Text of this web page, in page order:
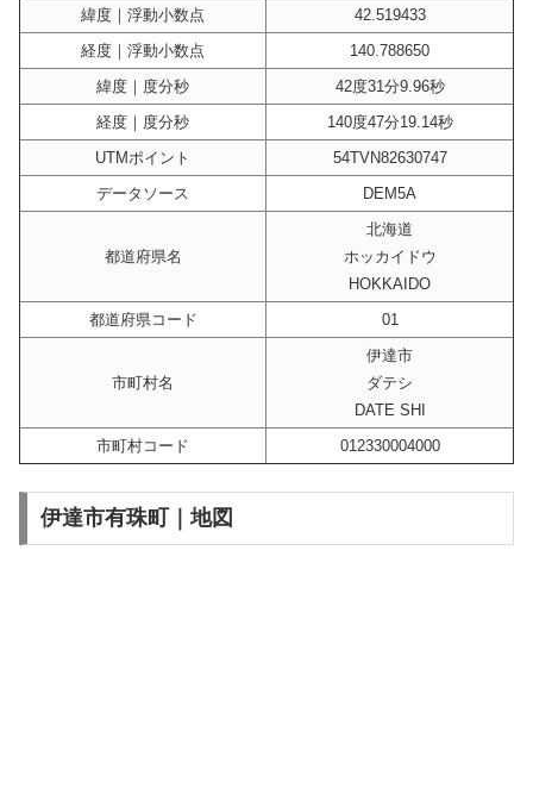
緯度｜浮動小数点
42.519433
経度｜浮動小数点
140.788650
緯度｜度分秒
42度31分9.96秒
経度｜度分秒
140度47分19.14秒
UTMポイント
54TVN82630747
データソース
DEM5A
都道府県名
北海道
ホッカイドウ
HOKKAIDO
都道府県コード
01
市町村名
伊達市
ダテシ
DATE SHI
市町村コード
012330004000
伊達市有珠町｜地図